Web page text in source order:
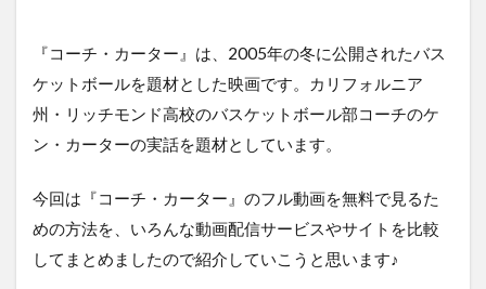
『コーチ・カーター』は、2005年の冬に公開されたバス
ケットボールを題材とした映画です。カリフォルニア
州・リッチモンド高校のバスケットボール部コーチのケ
ン・カーターの実話を題材としています。
今回は『コーチ・カーター』のフル動画を無料で見るた
めの方法を、いろんな動画配信サービスやサイトを比較
してまとめましたので紹介していこうと思います♪